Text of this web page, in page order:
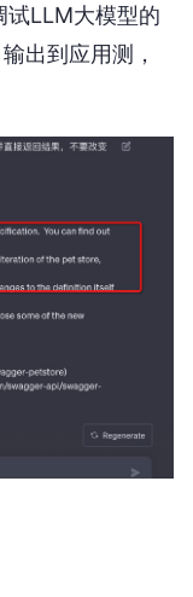
LLM大模型的
出到应用测，